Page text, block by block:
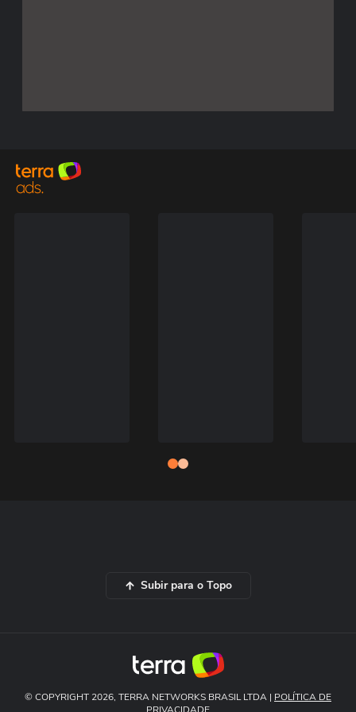
Subir para o Topo
© COPYRIGHT 2026, TERRA NETWORKS BRASIL LTDA | POLÍTICA DE